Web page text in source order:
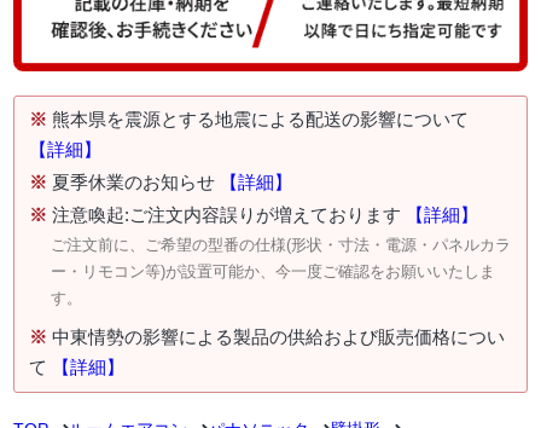
※ 熊本県を震源とする地震による配送の影響について
【詳細】
※ 夏季休業のお知らせ
【詳細】
※ 注意喚起:ご注文内容誤りが増えております 【詳細】
ご注文前に、ご希望の型番の仕様(形状・寸法・電源・パネルカラ
ー・リモコン等)が設置可能か、今一度ご確認をお願いいたしま
す。
※ 中東情勢の影響による製品の供給および販売価格につい
て
【詳細】